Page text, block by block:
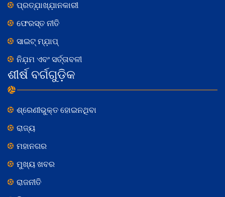
ପ୍ରତ୍ଯ଼ାଖ୍ଯ଼ାନକାରୀ
ଫେରସ୍ତ ନୀତି
ସାଇଟ୍ ମ୍ଯ଼ାପ୍
ନିଯ଼ମ ଏବଂ ସର୍ତ୍ତାବଳୀ
ଶୀର୍ଷ ବର୍ଗଗୁଡ଼ିକ
ଶ୍ରେଣୀଭୁକ୍ତ ହୋଇନଥିବା
ରାଜ୍ୟ
ମହାନଗର
ମୁଖ୍ୟ ଖବର
ରାଜନୀତି